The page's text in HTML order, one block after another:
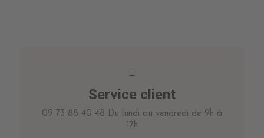
Service client
09 73 88 40 48 Du lundi au vendredi de 9h à
17h